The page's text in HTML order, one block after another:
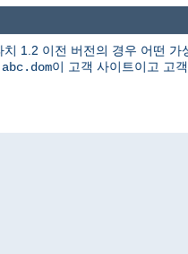
1.2 이전 버전의 경우 어떤
abc.dom이 고객 사이트이고 고